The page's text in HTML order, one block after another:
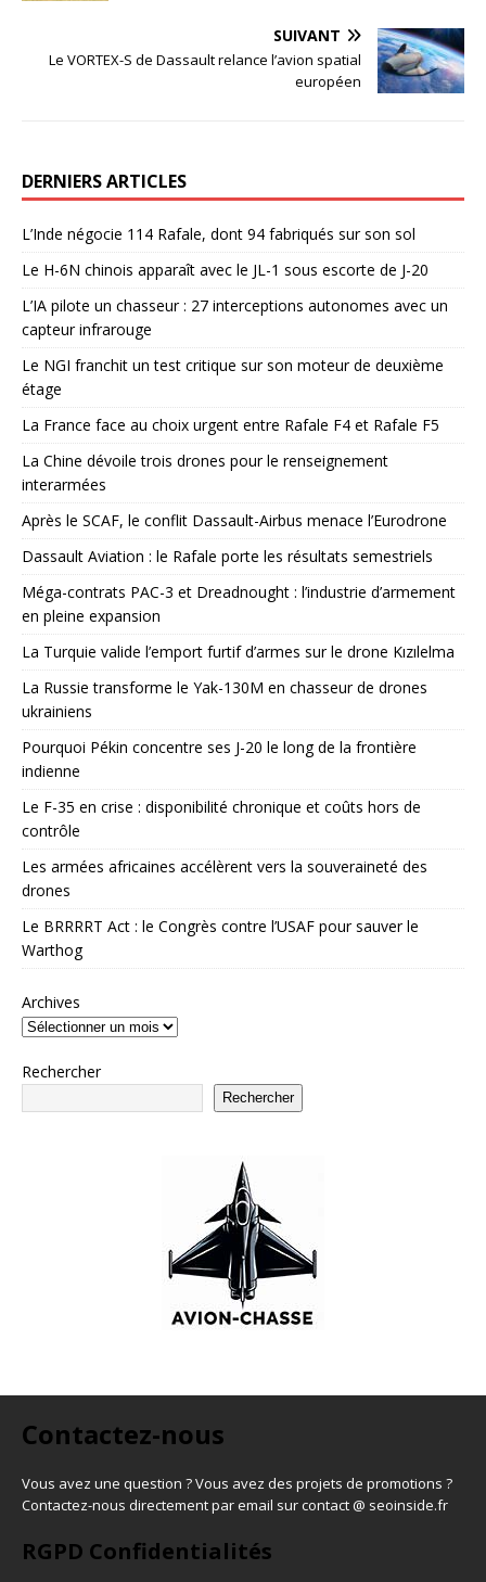
SUIVANT
Le VORTEX-S de Dassault relance l’avion spatial
européen
DERNIERS ARTICLES
L’Inde négocie 114 Rafale, dont 94 fabriqués sur son sol
Le H-6N chinois apparaît avec le JL-1 sous escorte de J-20
L’IA pilote un chasseur : 27 interceptions autonomes avec un
capteur infrarouge
Le NGI franchit un test critique sur son moteur de deuxième
étage
La France face au choix urgent entre Rafale F4 et Rafale F5
La Chine dévoile trois drones pour le renseignement
interarmées
Après le SCAF, le conflit Dassault-Airbus menace l’Eurodrone
Dassault Aviation : le Rafale porte les résultats semestriels
Méga-contrats PAC-3 et Dreadnought : l’industrie d’armement
en pleine expansion
La Turquie valide l’emport furtif d’armes sur le drone Kızılelma
La Russie transforme le Yak-130M en chasseur de drones
ukrainiens
Pourquoi Pékin concentre ses J-20 le long de la frontière
indienne
Le F-35 en crise : disponibilité chronique et coûts hors de
contrôle
Les armées africaines accélèrent vers la souveraineté des
drones
Le BRRRRT Act : le Congrès contre l’USAF pour sauver le
Warthog
Archives
Rechercher
Rechercher
Contactez-nous
Vous avez une question ? Vous avez des projets de promotions ?
Contactez-nous directement par email sur contact @ seoinside.fr
RGPD Confidentialités